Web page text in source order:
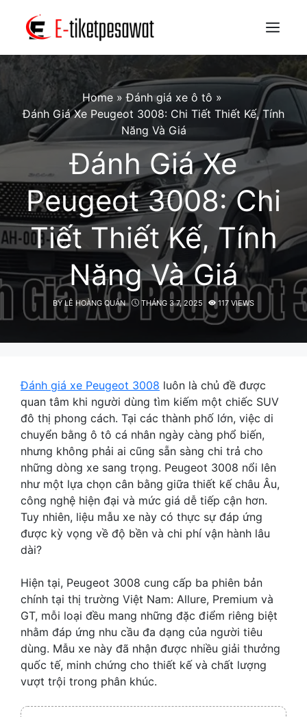
content
Menu
Home »Đánh giá xe ô tô »
Đánh Giá Xe Peugeot 3008: Chi Tiết Thiết Kế, Tính
Năng Và Giá
Đánh Giá Xe
Peugeot 3008: Chi
Tiết Thiết Kế, Tính
Năng Và Giá
BYLÊ HOÀNG QUÂN THÁNG 3 7, 2025 117 VIEWS
Đánh giá xe Peugeot 3008 luôn là chủ đề được
quan tâm khi người dùng tìm kiếm một chiếc SUV
đô thị phong cách. Tại các thành phố lớn, việc di
chuyển bằng ô tô cá nhân ngày càng phổ biến,
nhưng không phải ai cũng sẵn sàng chi trả cho
những dòng xe sang trọng. Peugeot 3008 nổi lên
như một lựa chọn cân bằng giữa thiết kế châu Âu,
công nghệ hiện đại và mức giá dễ tiếp cận hơn.
Tuy nhiên, liệu mẫu xe này có thực sự đáp ứng
được kỳ vọng về độ bền và chi phí vận hành lâu
dài?
Hiện tại, Peugeot 3008 cung cấp ba phiên bản
chính tại thị trường Việt Nam: Allure, Premium và
GT, mỗi loại đều mang những đặc điểm riêng biệt
nhằm đáp ứng nhu cầu đa dạng của người tiêu
dùng. Mẫu xe này đã nhận được nhiều giải thưởng
quốc tế, minh chứng cho thiết kế và chất lượng
vượt trội trong phân khúc.